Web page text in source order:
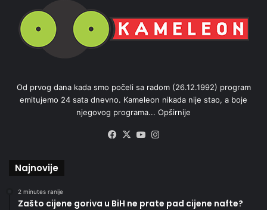
Od prvog dana kada smo počeli sa radom (26.12.1992) program
emitujemo 24 sata dnevno. Kameleon nikada nije stao, a boje
njegovog programa... Opširnije
Facebook
X YouTube
Najnovije
2 minutes ranije
Zašto cijene goriva u BiH ne prate pad cijene nafte?